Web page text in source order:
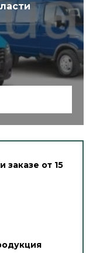
заказе от 15